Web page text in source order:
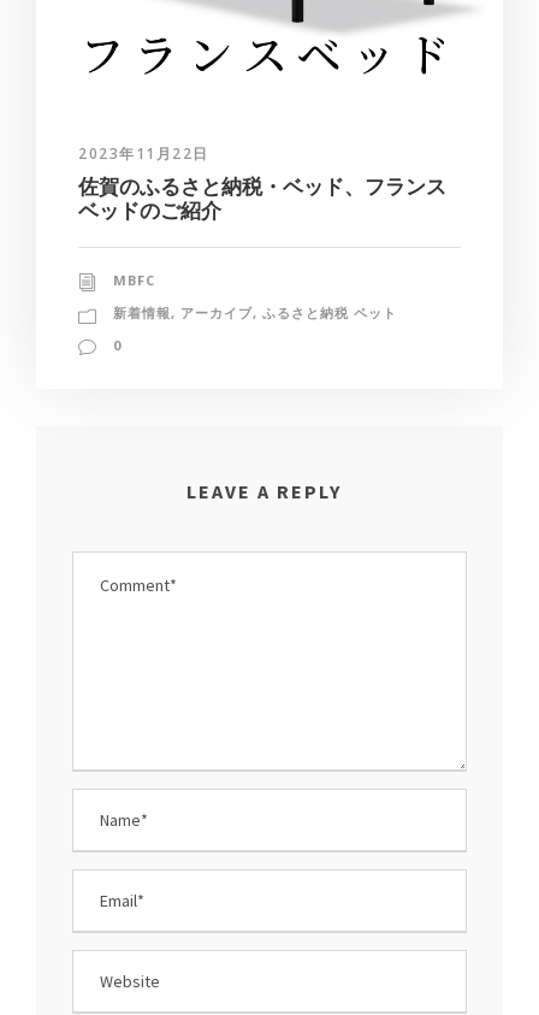
2023年11月22日
佐賀のふるさと納税・ベッド、フランス
ベッドのご紹介
MBFC
新着情報, アーカイブ, ふるさと納税 ペット
0
LEAVE A REPLY